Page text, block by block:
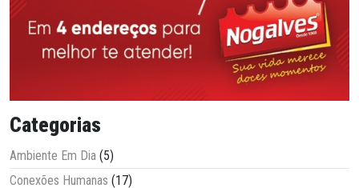
Categorias
Ambiente Em Dia (5)
Conexões Humanas (17)